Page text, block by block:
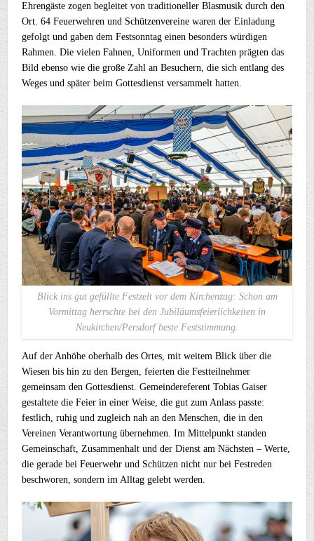
Ehrengäste zogen begleitet von traditioneller Blasmusik durch den
Ort. 64 Feuerwehren und Schützenvereine waren der Einladung
gefolgt und gaben dem Festsonntag einen besonders würdigen
Rahmen. Die vielen Fahnen, Uniformen und Trachten prägten das
Bild ebenso wie die große Zahl an Besuchern, die sich entlang des
Weges und später beim Gottesdienst versammelt hatten.
Blick ins gut gefüllte Festzelt vor dem Kirchenzug: Schon am
Vormittag herrschte bei den Jubiläumsfeierlichkeiten in
Neukirchen/Persdorf beste Feststimmung.
Auf der Anhöhe oberhalb des Ortes, mit weitem Blick über die
Wiesen bis hin zu den Bergen, feierten die Festteilnehmer
gemeinsam den Gottesdienst. Gemeindereferent Tobias Gaiser
gestaltete die Feier in einer Weise, die gut zum Anlass passte:
festlich, ruhig und zugleich nah an den Menschen, die in den
Vereinen Verantwortung übernehmen. Im Mittelpunkt standen
Gemeinschaft, Zusammenhalt und der Dienst am Nächsten – Werte,
die gerade bei Feuerwehr und Schützen nicht nur bei Festreden
beschworen, sondern im Alltag gelebt werden.